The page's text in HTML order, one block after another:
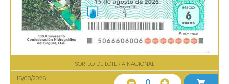
SORTEO DE LOTERIA NACIONAL
15/08/2026